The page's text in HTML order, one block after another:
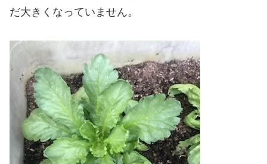
だ大きくなっていません。